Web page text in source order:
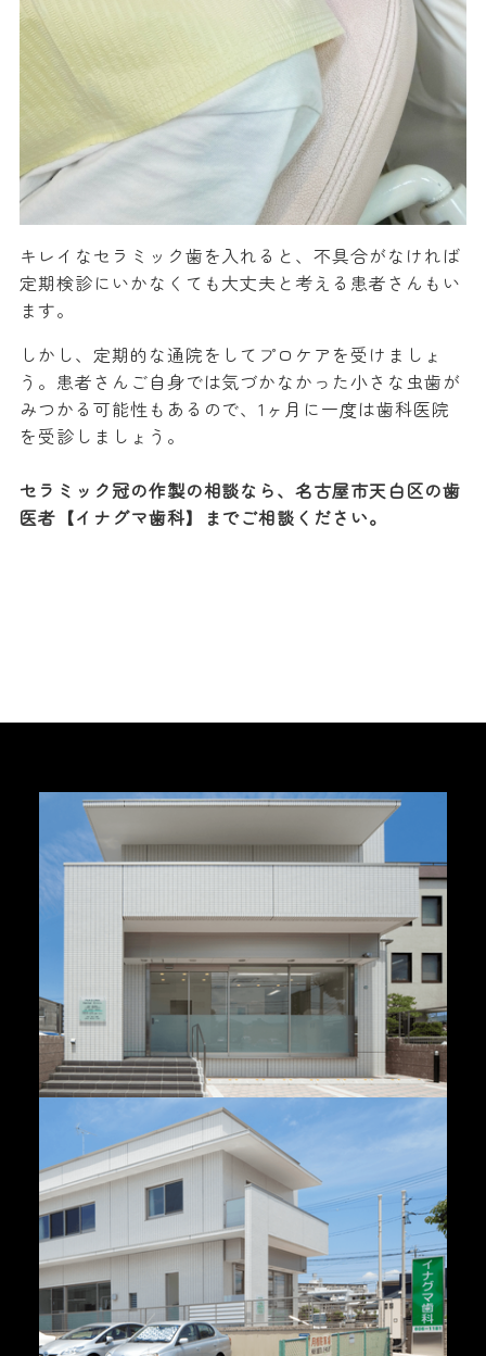
キレイなセラミック歯を入れると、不具合がなければ
定期検診にいかなくても大丈夫と考える患者さんもい
ます。
しかし、定期的な通院をしてプロケアを受けましょ
う。患者さんご自身では気づかなかった小さな虫歯が
みつかる可能性もあるので、1ヶ月に一度は歯科医院
を受診しましょう。
セラミック冠の作製の相談なら、名古屋市天白区の歯
医者【イナグマ歯科】までご相談ください。